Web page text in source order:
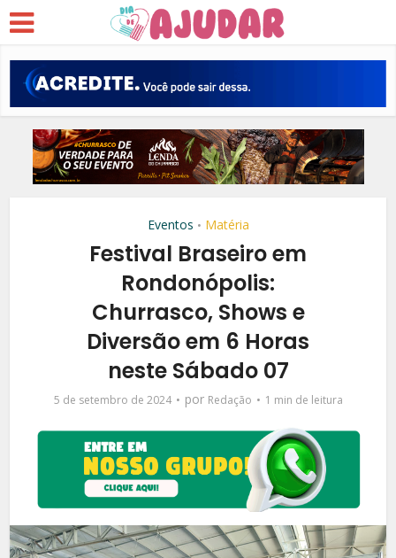
Eventos • Matéria
Festival Braseiro em
Rondonópolis:
Churrasco, Shows e
Diversão em 6 Horas
neste Sábado 07
5 de setembro de 2024 por Redação 1 min de leitura